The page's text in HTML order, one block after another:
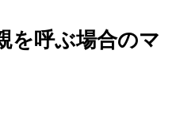
を呼ぶ場合のマ